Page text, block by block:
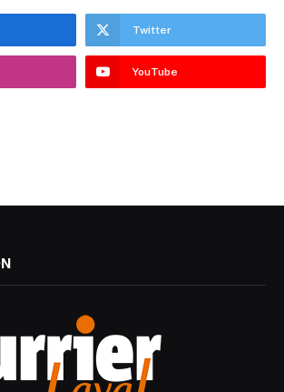
Twitter
YouTube